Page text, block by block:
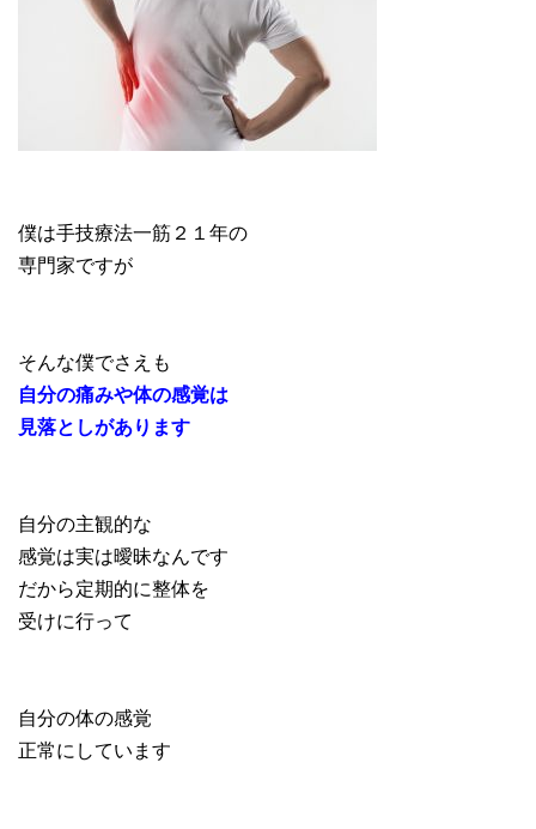
僕は手技療法一筋２１年の
専門家ですが
そんな僕でさえも
自分の痛みや体の感覚は
見落としがあります
自分の主観的な
感覚は実は曖昧なんです
だから定期的に整体を
受けに行って
自分の体の感覚
正常にしています